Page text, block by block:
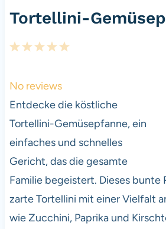
Tortellini-
5
a
r
s
4
t
a
r
s
3
t
a
r
s
2
t
a
r
s
1
t
a
r
No reviews
Entdecke die köstliche
Tortellini-Gemüsepfanne, ein
einfaches und schnelles
Gericht, das die gesamte
Familie begeistert. Dieses bunte
zarte Tortellini mit einer Vielfalt
wie Zucchini, Paprika und